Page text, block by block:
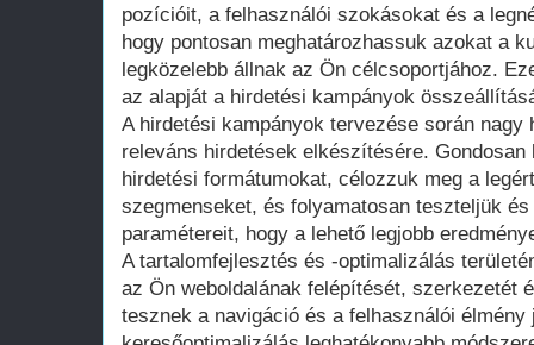
pozícióit, a felhasználói szokásokat és a
hogy pontosan meghatározhassuk azokat a
legközelebb állnak az Ön célcsoportjához.
az alapját a hirdetési kampányok
A hirdetési kampányok tervezése során
releváns hirdetések elkészítésére.
hirdetési formátumokat, célozzuk meg a
szegmenseket, és folyamatosan teszteljük
paramétereit, hogy a lehető legjobb
A tartalomfejlesztés és -optimalizálás
az Ön weboldalának felépítését, szerkezetét
tesznek a navigáció és a felhasználói